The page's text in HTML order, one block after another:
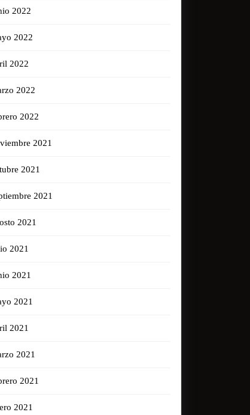
2022
2022
2022
2022
2022
2021
2021
2021
2021
2021
2021
2021
2021
2021
2021
2021